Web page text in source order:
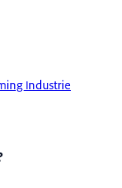
Industrie